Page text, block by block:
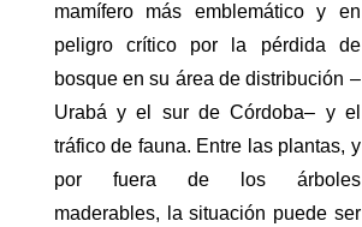
mamífero más emblemático y en
peligro crítico por la pérdida de
bosque en su área de distribución –
Urabá y el sur de Córdoba– y el
tráfico de fauna. Entre las plantas, y
por fuera de los árboles
maderables, la situación puede ser